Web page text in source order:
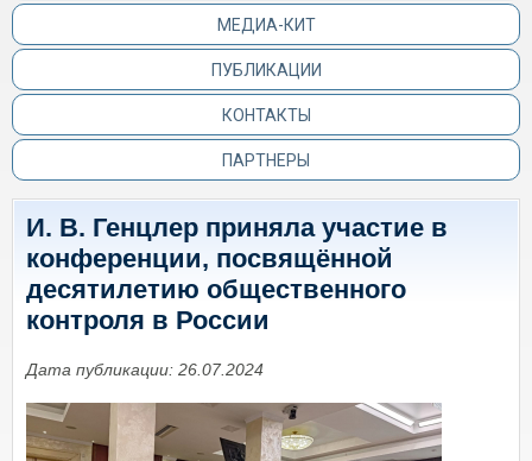
МЕДИА-КИТ
ПУБЛИКАЦИИ
КОНТАКТЫ
ПАРТНЕРЫ
И. В. Генцлер приняла участие в
конференции, посвящённой
десятилетию общественного
контроля в России
Дата публикации: 26.07.2024